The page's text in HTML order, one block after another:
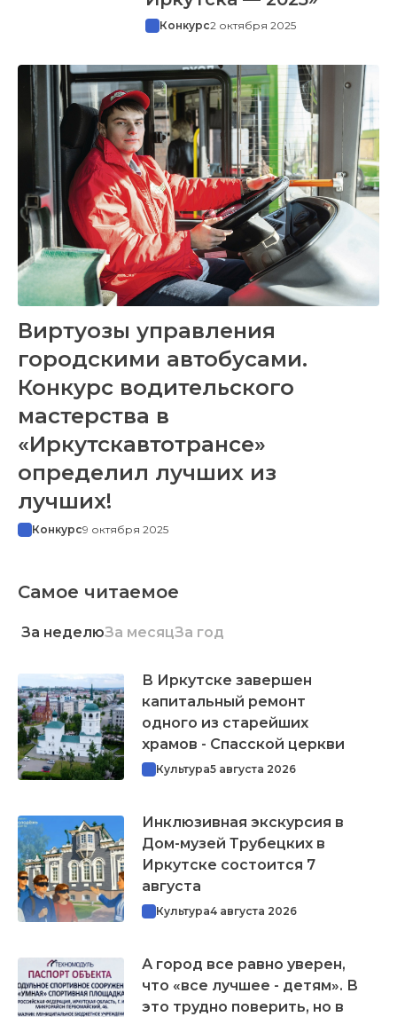
Конкурс2 октября 2025
Виртуозы управления
городскими автобусами.
Конкурс водительского
мастерства в
«Иркутскавтотрансе»
определил лучших из
лучших!
Конкурс9 октября 2025
Самое читаемое
За неделюЗа месяцЗа год
В Иркутске завершен
капитальный ремонт
одного из старейших
храмов - Спасской церкви
Культура5 августа 2026
Инклюзивная экскурсия в
Дом-музей Трубецких в
Иркутске состоится 7
августа
Культура4 августа 2026
А город все равно уверен,
что «все лучшее - детям». В
это трудно поверить, но в